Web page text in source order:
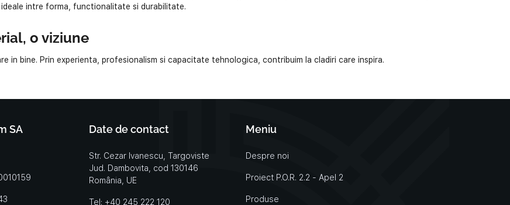
intre forma, functionalitate si durabilitate.
o viziune
in bine. Prin experienta, profesionalism si capacitate tehnologica, contribuim la cladiri care inspira.
SA Date de contact
Str. Cezar Ivanescu, Targoviste
Jud. Dambovita, cod 130146
România, UE
Tel: +40 245 222 120
Meniu
Despre noi
Proiect P.O.R. 2.2 - Apel 2
Produse